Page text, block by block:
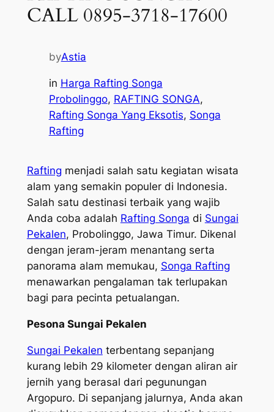
CALL 0895-3718-17600
byAstia
in Harga Rafting Songa
Probolinggo, RAFTING SONGA
Rafting Songa Yang Eksotis, Songa
Rafting
Rafting menjadi salah satu kegiatan wisata
alam yang semakin populer di Indonesia.
Salah satu destinasi terbaik yang wajib
Anda coba adalah Rafting Songa di Sungai
Pekalen, Probolinggo, Jawa Timur. Dikenal
dengan jeram-jeram menantang serta
panorama alam memukau, Songa Rafting
menawarkan pengalaman tak terlupakan
bagi para pecinta petualangan.
Pesona Sungai Pekalen
Sungai Pekalen terbentang sepanjang
kurang lebih 29 kilometer dengan aliran air
jernih yang berasal dari pegunungan
Argopuro. Di sepanjang jalurnya, Anda akan